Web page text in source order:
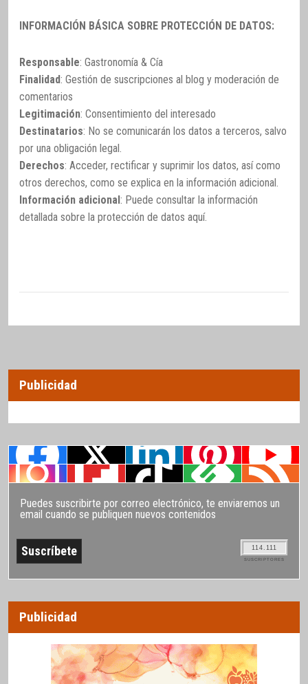
INFORMACIÓN BÁSICA SOBRE PROTECCIÓN DE DATOS:
Responsable: Gastronomía & Cía
Finalidad: Gestión de suscripciones al blog y moderación de
comentarios
Legitimación: Consentimiento del interesado
Destinatarios: No se comunicarán los datos a terceros, salvo
por una obligación legal.
Derechos: Acceder, rectificar y suprimir los datos, así como
otros derechos, como se explica en la información adicional.
Información adicional: Puede consultar la información
detallada sobre la protección de datos aquí.
Publicidad
Puedes suscribirte por correo electrónico, te enviaremos un
email cuando se publiquen nuevos contenidos
114.111
SUSCRIPTORES
Publicidad